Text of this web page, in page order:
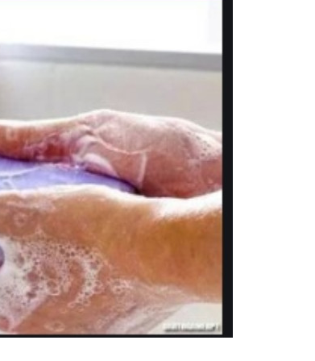
扫描二维码继续阅读